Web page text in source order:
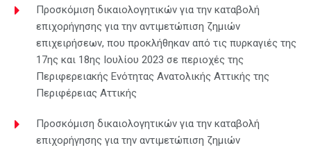
Προσκόμιση δικαιολογητικών για την καταβολή
επιχορήγησης για την αντιμετώπιση ζημιών
επιχειρήσεων, που προκλήθηκαν από τις πυρκαγιές της
17ης και 18ης Ιουλίου 2023 σε περιοχές της
Περιφερειακής Ενότητας Ανατολικής Αττικής της
Περιφέρειας Αττικής
Προσκόμιση δικαιολογητικών για την καταβολή
επιχορήγησης για την αντιμετώπιση ζημιών